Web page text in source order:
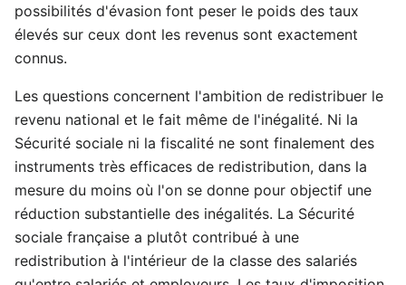
possibilités d'évasion font peser le poids des taux
élevés sur ceux dont les revenus sont exactement
connus.
Les questions concernent l'ambition de redistribuer le
revenu national et le fait même de l'inégalité. Ni la
Sécurité sociale ni la fiscalité ne sont finalement des
instruments très efficaces de redistribution, dans la
mesure du moins où l'on se donne pour objectif une
réduction substantielle des inégalités. La Sécurité
sociale française a plutôt contribué à une
redistribution à l'intérieur de la classe des salariés